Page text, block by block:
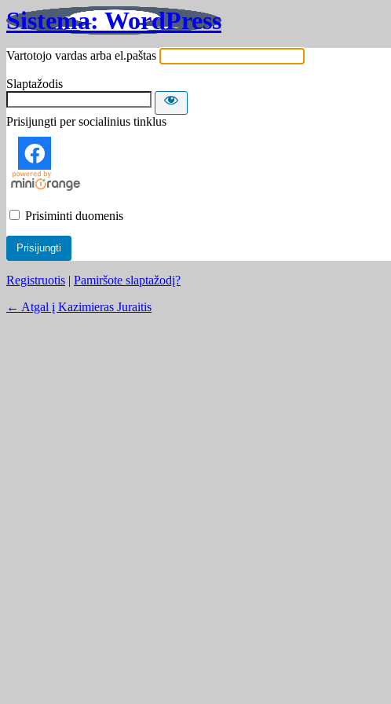
Sistema: WordPress
Vartotojo vardas arba el.paštas
Slaptažodis
Prisijungti per socialinius tinklus
Prisiminti duomenis
Registruotis | Pamiršote slaptažodį?
← Atgal į Kazimieras Juraitis